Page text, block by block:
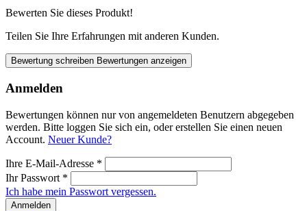
Bewerten Sie dieses Produkt!
Teilen Sie Ihre Erfahrungen mit anderen Kunden.
Bewertung schreiben Bewertungen anzeigen
Anmelden
Bewertungen können nur von angemeldeten Benutzern abgegeben
werden. Bitte loggen Sie sich ein, oder erstellen Sie einen neuen
Account. Neuer Kunde?
Ihre E-Mail-Adresse *
Ihr Passwort *
Ich habe mein Passwort vergessen.
Anmelden